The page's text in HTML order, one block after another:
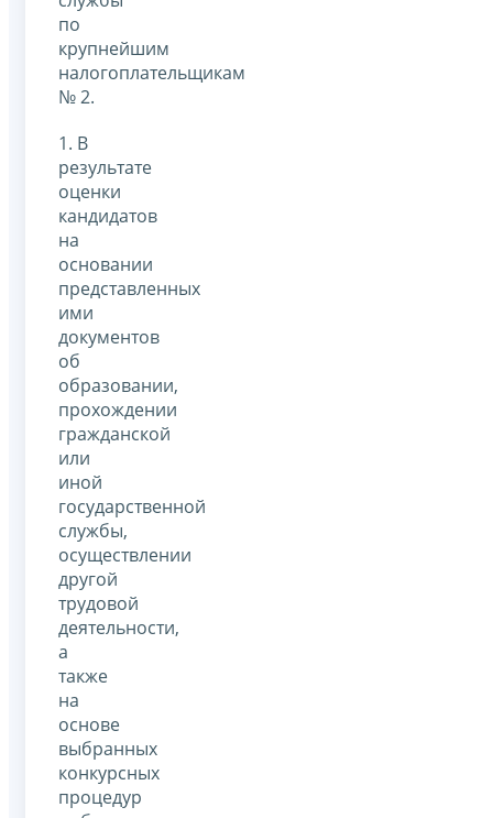
по
крупнейшим
налогоплательщикам
№ 2.
1. В
результате
оценки
кандидатов
на
основании
представленных
ими
документов
об
образовании,
прохождении
гражданской
или
иной
государственной
службы,
осуществлении
другой
трудовой
деятельности,
а
также
на
основе
выбранных
конкурсных
процедур